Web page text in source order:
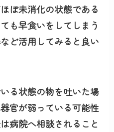
ぼ未消化の状態である
も早食いをしてしまう
など活用してみると良い
る状態の物を吐いた場
官が弱っている可能性
病院へ相談されること